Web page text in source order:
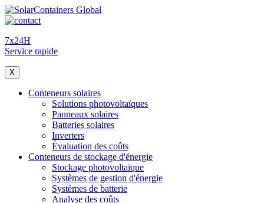
7x24H
Service rapide
X
Conteneurs solaires
Solutions photovoltaïques
Panneaux solaires
Batteries solaires
Inverters
Évaluation des coûts
Conteneurs de stockage d'énergie
Stockage photovoltaïque
Systèmes de gestion d'énergie
Systèmes de batterie
Analyse des coûts